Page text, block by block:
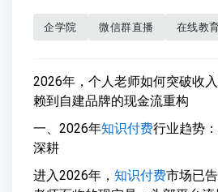
企学院 微信群直播 在线教
2026年，个人老师如何突破收
赖到自建品牌的现金流重构
一、2026年知识付费行业趋势
深耕
进入2026年， 知识付费市场已